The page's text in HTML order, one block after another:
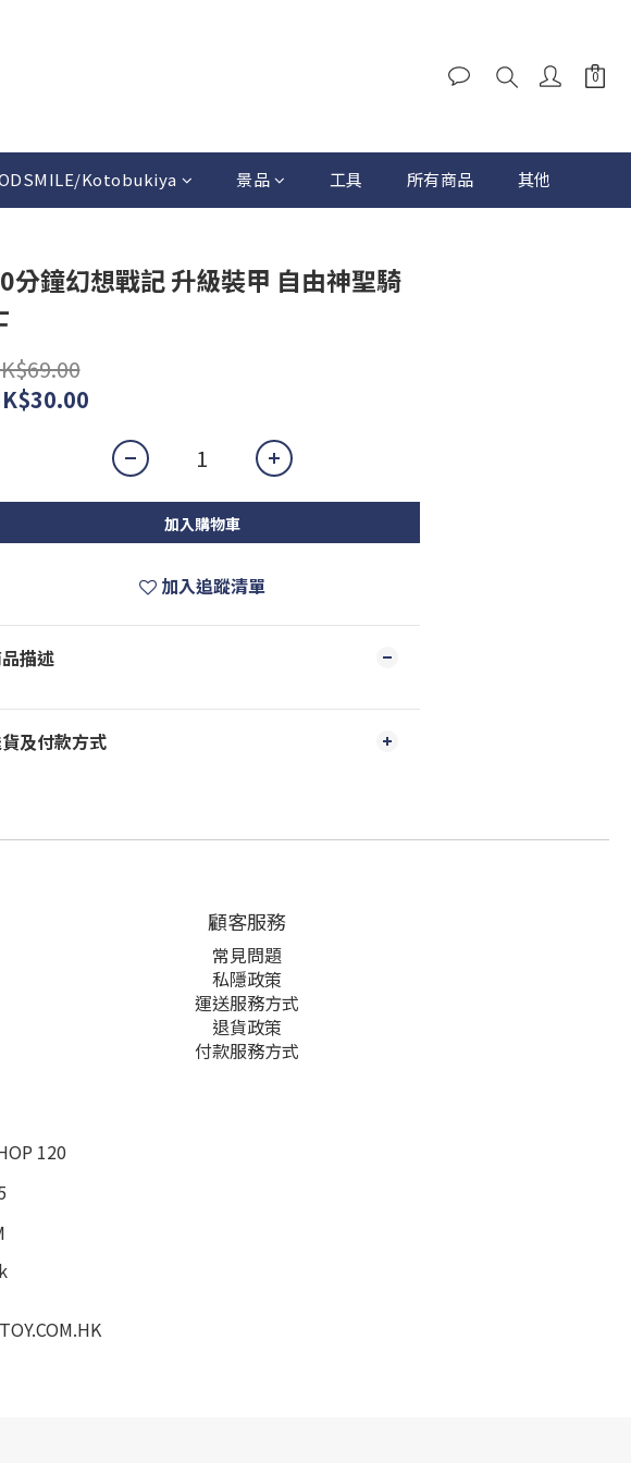
Kotobukiya 景品 工具 所有商品 其他
分鐘幻想戰記 升級裝甲 自由神聖騎
加入購物車
加入追蹤清單
描述
及付款方式
顧客服務
常見問題
私隱政策
運送服務方式
退貨政策
付款服務方式
120